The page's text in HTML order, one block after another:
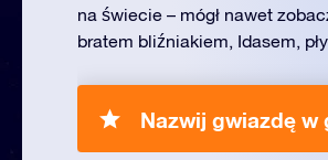
na świecie – mógł nawet
bratem bliźniakiem, Idasem,
Nazwij gwiazdę w